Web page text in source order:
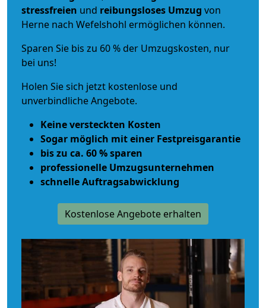
stressfreien und reibungsloses Umzug von
Herne nach Wefelshohl ermöglichen können.
Sparen Sie bis zu 60 % der Umzugskosten, nur
bei uns!
Holen Sie sich jetzt kostenlose und
unverbindliche Angebote.
Keine versteckten Kosten
Sogar möglich mit einer Festpreisgarantie
bis zu ca. 60 % sparen
professionelle Umzugsunternehmen
schnelle Auftragsabwicklung
Kostenlose Angebote erhalten